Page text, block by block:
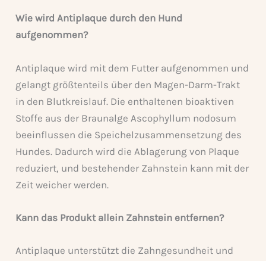
Wie wird Antiplaque durch den Hund
aufgenommen?
Antiplaque wird mit dem Futter aufgenommen und
gelangt größtenteils über den Magen-Darm-Trakt
in den Blutkreislauf. Die enthaltenen bioaktiven
Stoffe aus der Braunalge Ascophyllum nodosum
beeinflussen die Speichelzusammensetzung des
Hundes. Dadurch wird die Ablagerung von Plaque
reduziert, und bestehender Zahnstein kann mit der
Zeit weicher werden.
Kann das Produkt allein Zahnstein entfernen?
Antiplaque unterstützt die Zahngesundheit und